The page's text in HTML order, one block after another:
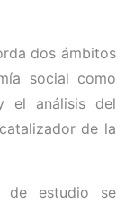
dos ámbitos
social como
el análisis del
de la
de estudio se